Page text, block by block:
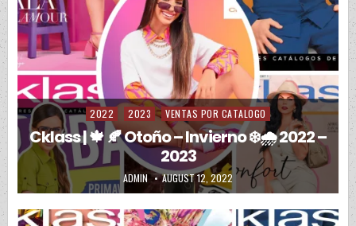
Posted in
2022 2023 VENTAS POR CATALOGO
Cklass | 🍁 🍂 Otoño – Invierno ❄️🌧️ 2022 –
2023
AUTHOR:
ADMIN PUBLISHED DATE:
AUGUST 12, 2022